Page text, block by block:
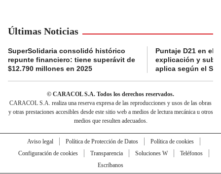
Últimas Noticias
SuperSolidaria consolidó histórico
repunte financiero: tiene superávit de
$12.790 millones en 2025
Puntaje D21 en el
explicación y
aplica según el
© CARACOL S.A. Todos los derechos reservados.
CARACOL S.A. realiza una reserva expresa de las reproducciones y usos de las obras
y otras prestaciones accesibles desde este sitio web a medios de lectura mecánica u otros
medios que resulten adecuados.
Aviso legal Política de Protección de Datos
Política de cookies
Configuración de cookies
Transparencia Soluciones W
Teléfonos
Escríbanos